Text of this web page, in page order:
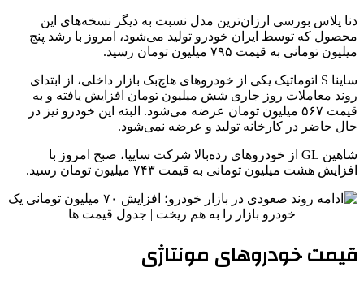
دنا پلاس بورسی ارزان‌ترین مدل نسبت به دیگر نسخه‌های این
محصول که توسط ایران خودرو تولید می‌شود، امروز با رشد پنج
میلیون تومانی به قیمت ۷۹۵ میلیون تومان رسید.
ساینا S اتوماتیک یکی از خودروهای هاچ‌بک بازار داخلی، از ابتدای
روند معاملات روز جاری شش میلیون تومان افزایش یافته و به
قیمت ۵۶۷ میلیون تومان عرضه می‌شود. البته این خودرو نیز در
حال حاضر در کارخانه تولید و عرضه نمی‌شود.
شاهین GL از خودروهای رده‌بالا شرکت سایپا، صبح امروز با
افزایش هشت میلیون تومانی به قیمت ۷۴۳ میلیون تومان رسید.
قیمت خودروهای مونتاژی